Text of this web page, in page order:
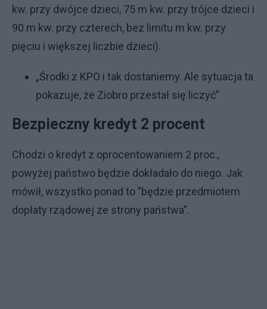
kw. przy dwójce dzieci, 75 m kw. przy trójce dzieci i
90 m kw. przy czterech, bez limitu m kw. przy
pięciu i większej liczbie dzieci).
„Środki z KPO i tak dostaniemy. Ale sytuacja ta
pokazuje, że Ziobro przestał się liczyć”
Bezpieczny kredyt 2 procent
Chodzi o kredyt z oprocentowaniem 2 proc.,
powyżej państwo będzie dokładało do niego. Jak
mówił, wszystko ponad to "będzie przedmiotem
dopłaty rządowej ze strony państwa".